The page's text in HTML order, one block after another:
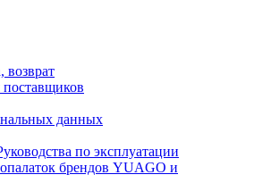
возврат
данных
по эксплуатации
брендов YUAGO и